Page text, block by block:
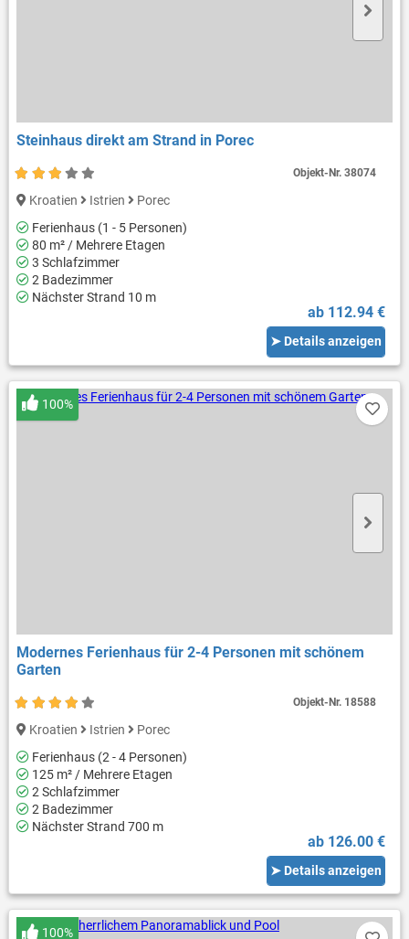
Steinhaus direkt am Strand in Porec
Kroatien Istrien
Porec
Ferienhaus (1 - 5 Personen)
80 m² / Mehrere Etagen
3 Schlafzimmer
2 Badezimmer
Nächster Strand 10 m
ab 112.94 €
➤ Details anzeigen
Objekt-Nr.38074
Modernes Ferienhaus für 2-4 Personen mit schönem
Garten
100%
Kroatien Istrien
Porec
Ferienhaus (2 - 4 Personen)
125 m² / Mehrere Etagen
2 Schlafzimmer
2 Badezimmer
Nächster Strand 700 m
ab 126.00 €
➤ Details anzeigen
Objekt-Nr. 18588
100%